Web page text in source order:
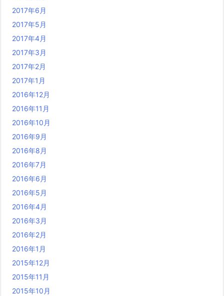
2017年6月
2017年5月
2017年4月
2017年3月
2017年2月
2017年1月
2016年12月
2016年11月
2016年10月
2016年9月
2016年8月
2016年7月
2016年6月
2016年5月
2016年4月
2016年3月
2016年2月
2016年1月
2015年12月
2015年11月
2015年10月